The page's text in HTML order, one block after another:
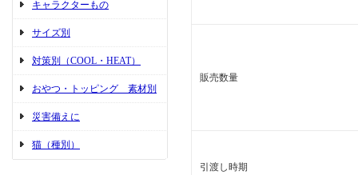
キャラクターもの
サイズ別
対策別（COOL・HEAT）
おやつ・トッピング 素材別
災害備えに
猫（種別）
販売数量
引渡し時期